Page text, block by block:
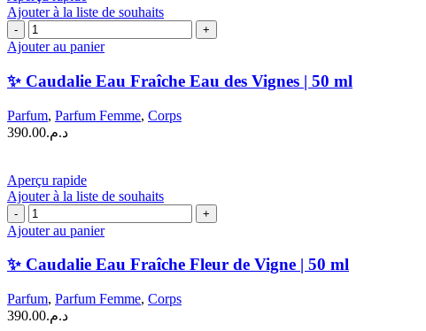
ML
Ajouter à la liste de souhaits
quantité
de
Caudalie
Eau
Eau
des
50
ml
Ajouter au panier
✨ Caudalie Eau Fraîche Eau des Vignes | 50 ml
Parfum, Parfum Femme, Corps
د.م.390.00
Aperçu rapide
Ajouter à la liste de souhaits
quantité
de
Caudalie
Eau
Fraîche
Fleur
de
Ajouter au panier
✨ Caudalie Eau Fraîche Fleur de Vigne | 50 ml
Parfum, Parfum Femme, Corps
د.م.390.00